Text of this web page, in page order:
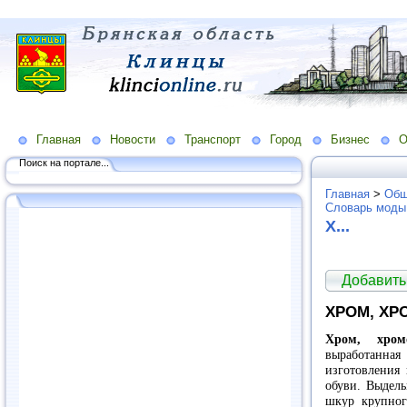
Главная Новости Транспорт Город Бизнес
Поиск на портале...
Главная >
Словарь
X...
ХРОМ,
Хром,
обуви.
шкур